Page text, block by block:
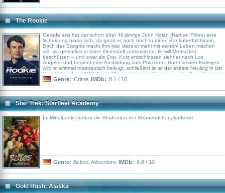
The Rookie
Gerade erst hat der schon über 40-jährige John Nolan (Nathan Fillion) eine
Scheidung hinter sich, da gerät er auch noch in einen Banküberfall hinein.
Doch das Ereignis macht ihm klar, dass er mehr mit seinem Leben machen
will, als gemütlich in einer Kleinstadt rumzusitzen. Er will Menschen
beschützen – und zwar als Cop. Kurz entschlossen zieht er nach Los
Angeles und beginnt eine Ausbildung zum Polizisten. Unter seinen Kollegen
wird er erstmal misstrauisch beäugt, schließlich ist er der älteste Neuling in der
Geschichte des LAPD. Seine Mitanwärter sind dagegen noch alle in ihren
20ern und stehen an einem ganz anderen Punkt in ihrem Leben. Nun muss
oft in so brenzlige wie gefährliche Situationen gerät...
Genre: Crime IMDb: 8.1 / 10
Star Trek: Starfleet Academy
Im Mittelpunkt stehen die Studenten der Sternenflottenakademie.
Genre: Action Adventure IMDb: 4.8 / 10
Gold Rush: Alaska